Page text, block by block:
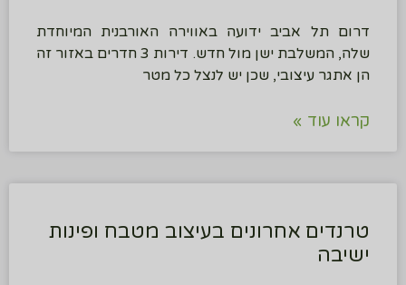
דרום תל אביב ידועה באווירה האורבנית המיוחדת
שלה, המשלבת ישן מול חדש. דירות 3 חדרים באזור זה
הן אתגר עיצובי, שכן יש לנצל כל מטר
קראו עוד »
טרנדים אחרונים בעיצוב מטבח ופינות
ישיבה